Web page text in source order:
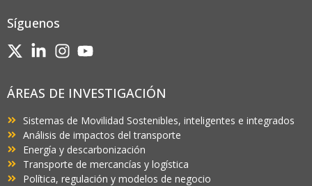
Síguenos
ÁREAS DE INVESTIGACIÓN
Sistemas de Movilidad Sostenibles, inteligentes e integrados
Análisis de impactos del transporte
Energía y descarbonización
Transporte de mercancías y logística
Política, regulación y modelos de negocio